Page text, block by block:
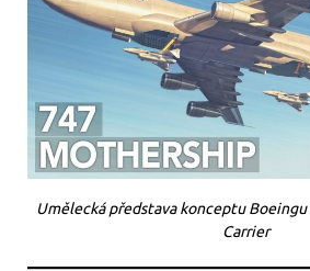
Umělecká představa konceptu
Carrier